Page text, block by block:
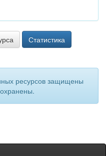
Статистика
ресурсов защищены